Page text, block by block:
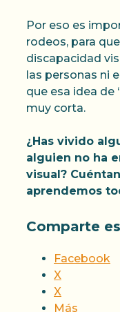
Por eso es
rodeos, para
discapacidad
las personas ni
que esa idea de
muy corta.
¿Has vivido
alguien no ha
visual?
aprendemos
Comparte
Facebook
X
X
Más